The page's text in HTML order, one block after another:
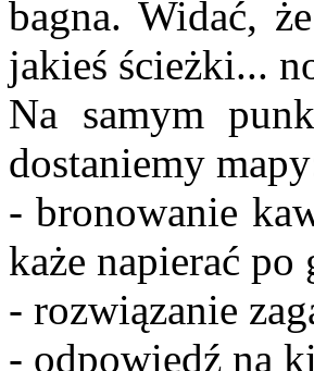
bagna. Widać,
jakieś ścieżki...
Na samym
dostaniemy
- bronowanie
każe napierać po
- rozwiązanie
- odpowiedź na